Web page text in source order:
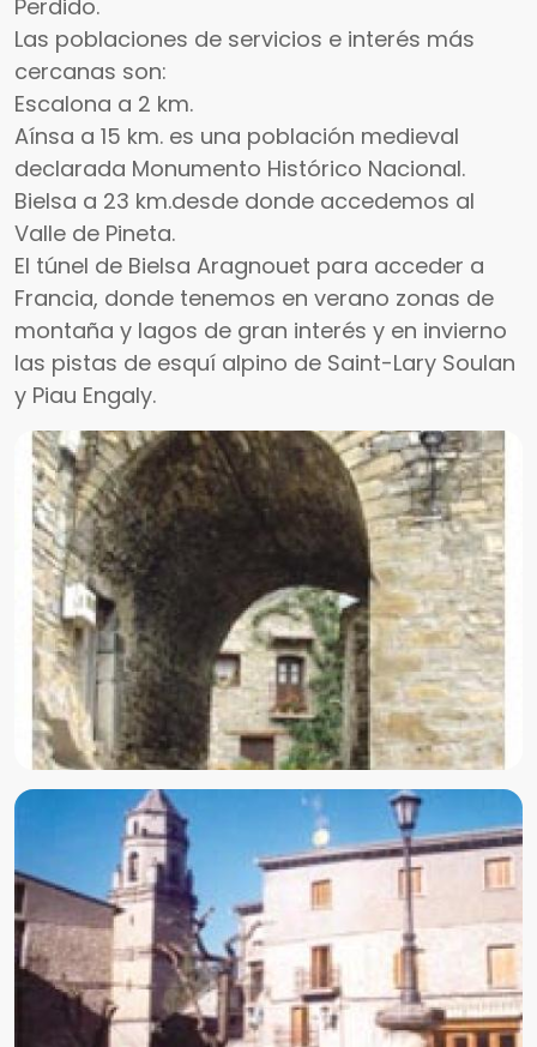
Perdido.
Las poblaciones de servicios e interés más
cercanas son:
Escalona a 2 km.
Aínsa a 15 km. es una población medieval
declarada Monumento Histórico Nacional.
Bielsa a 23 km.desde donde accedemos al
Valle de Pineta.
El túnel de Bielsa Aragnouet para acceder a
Francia, donde tenemos en verano zonas de
montaña y lagos de gran interés y en invierno
las pistas de esquí alpino de Saint-Lary Soulan
y Piau Engaly.